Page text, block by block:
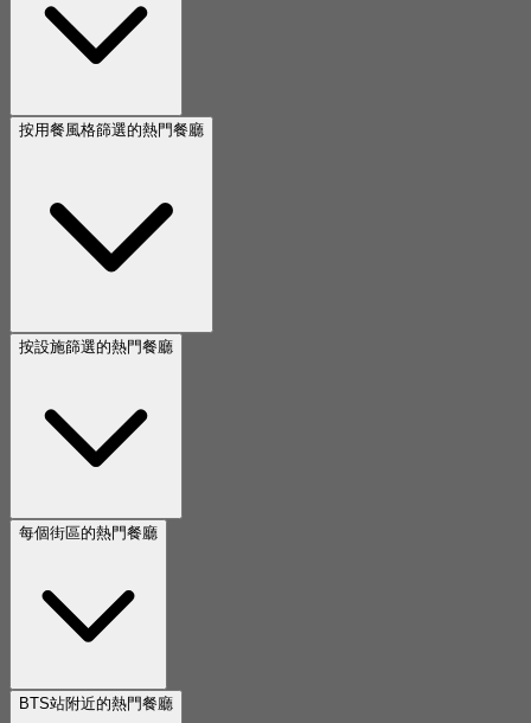
按用餐風格篩選的熱門餐廳
按設施篩選的熱門餐廳
每個街區的熱門餐廳
BTS站附近的熱門餐廳